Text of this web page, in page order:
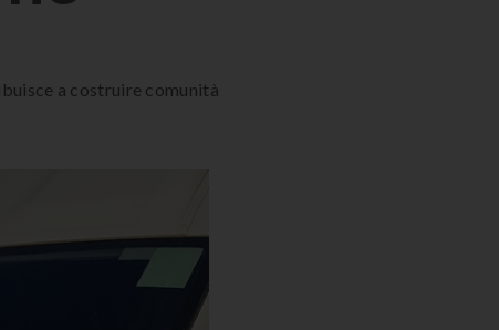
a costruire comunità